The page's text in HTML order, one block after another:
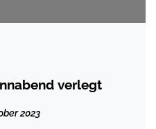
verlegt
2023